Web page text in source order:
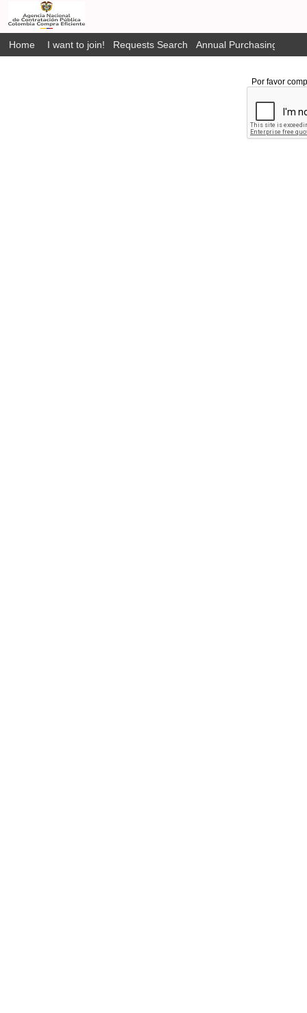
Home I want to join! Requests Search Annual Purchasing Plan
Por favor